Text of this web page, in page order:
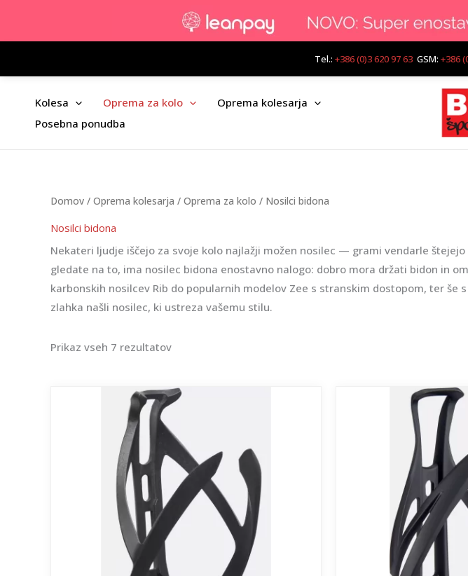
Tel.: +386 (0)3 620 97 63 GSM: +386
Kolesa Oprema za kolo
Oprema kolesarja
Posebna ponudba
Domov / Oprema kolesarja / Oprema za kolo / Nosilci bidona
Nosilci bidona
Nekateri ljudje iščejo za svoje kolo najlažji možen nosilec — grami vendarle
gledate na to, ima nosilec bidona enostavno nalogo: dobro mora držati bidon in
karbonskih nosilcev Rib do popularnih modelov Zee s stranskim dostopom, ter
zlahka našli nosilec, ki ustreza vašemu stilu.
Prikaz vseh 7 rezultatov